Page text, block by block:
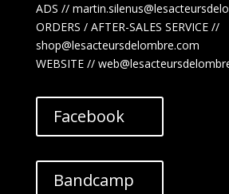
ADS // martin.silenus
ORDERS / AFTER-SALES SERVICE //
shop@lesacteursdelombre.com
WEBSITE //
Facebook
Bandcamp